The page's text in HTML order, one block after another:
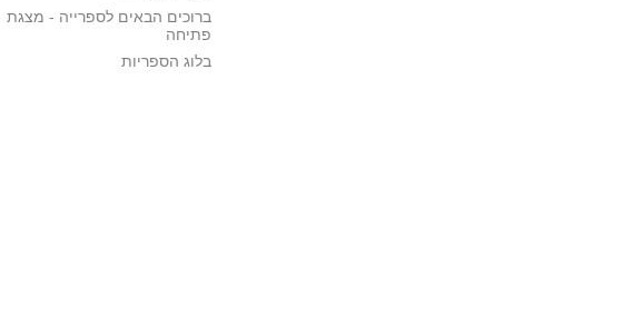
ברוכים הבאים לספרייה - מצגת
פתיחה
בלוג הספריות